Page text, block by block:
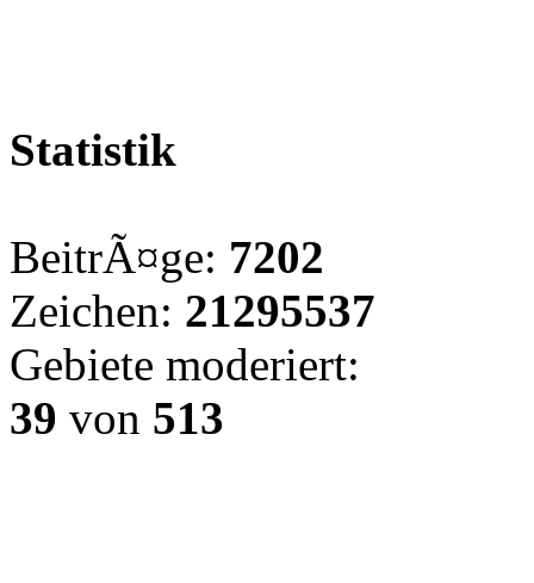
Statistik
BeitrÃ¤ge: 7202
Zeichen: 21295537
Gebiete moderiert:
39 von 513